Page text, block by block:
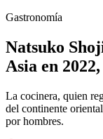
Gastronomía
Natsuko
Asia en
La cocinera, quien
del continente
por hombres.